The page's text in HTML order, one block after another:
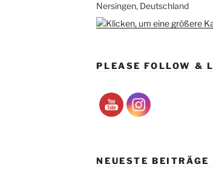
Nersingen, Deutschland
PLEASE FOLLOW &
NEUESTE BEITRÄGE